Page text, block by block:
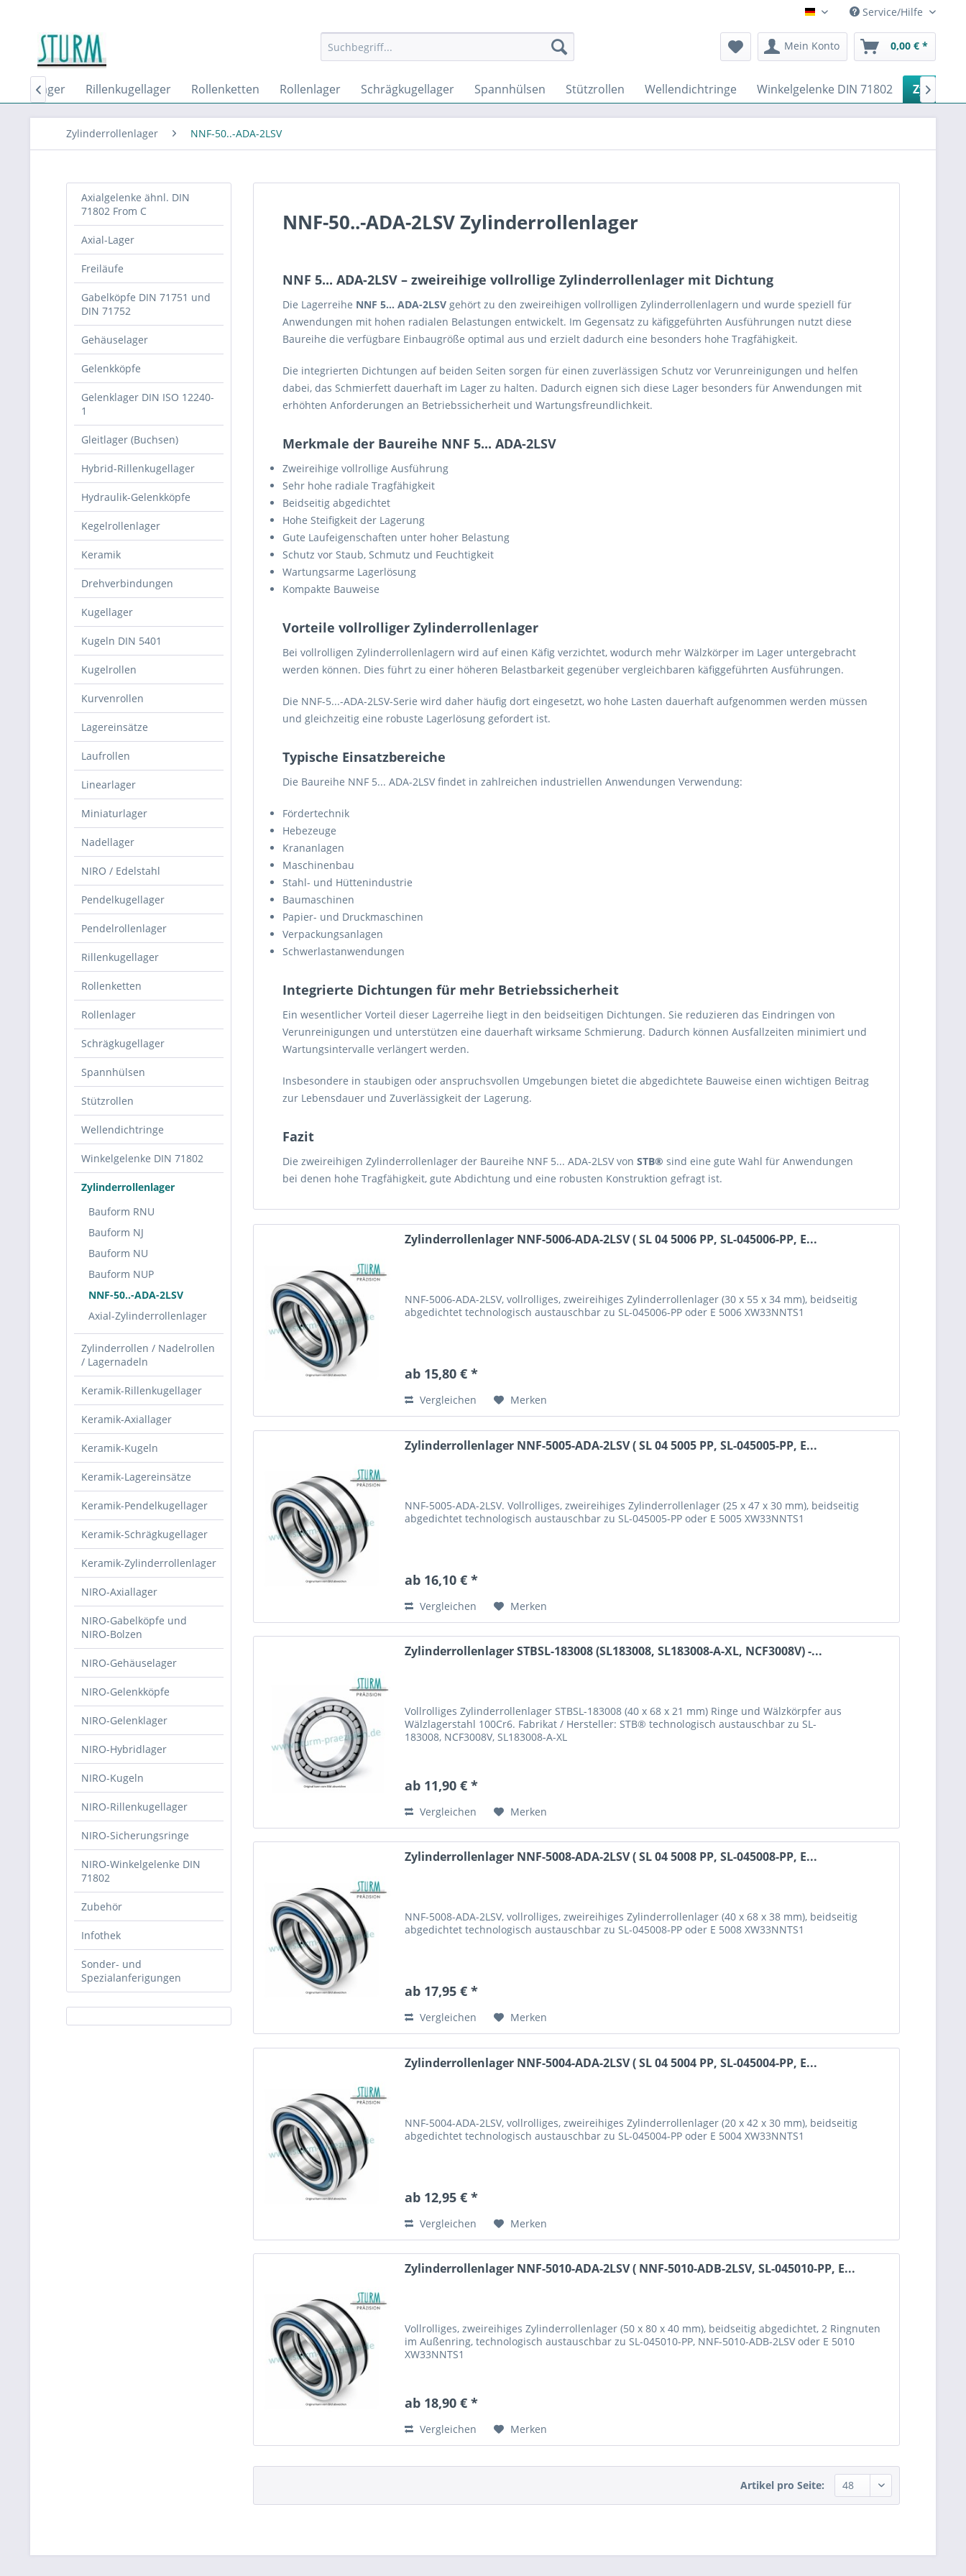
Deutsch Service/Hilfe
Mein Konto 0,00 € *
Rillenkugellager Rollenketten Rollenlager Schrägkugellager Spannhülsen Stützrollen Wellendichtringe Winkelgelenke DIN 71802
 
Zylinderrollenlager NNF-50..-ADA-2LSV
Axialgelenke ähnl. DIN
71802 From C
Axial-Lager
Freiläufe
Gabelköpfe DIN 71751 und
DIN 71752
Gehäuselager
Gelenkköpfe
Gelenklager DIN ISO 12240-
1
Gleitlager (Buchsen)
Hybrid-Rillenkugellager
Hydraulik-Gelenkköpfe
Kegelrollenlager
Keramik
Drehverbindungen
Kugellager
Kugeln DIN 5401
Kugelrollen
Kurvenrollen
Lagereinsätze
Laufrollen
Linearlager
Miniaturlager
Nadellager
NIRO / Edelstahl
Pendelkugellager
Pendelrollenlager
Rillenkugellager
Rollenketten
Rollenlager
Schrägkugellager
Spannhülsen
Stützrollen
Wellendichtringe
Winkelgelenke DIN 71802
Zylinderrollenlager
Bauform RNU
Bauform NJ
Bauform NU
Bauform NUP
NNF-50..-ADA-2LSV
Axial-Zylinderrollenlager
Zylinderrollen / Nadelrollen
/ Lagernadeln
Keramik-Rillenkugellager
Keramik-Axiallager
Keramik-Kugeln
Keramik-Lagereinsätze
Keramik-Pendelkugellager
Keramik-Schrägkugellager
Keramik-Zylinderrollenlager
NIRO-Axiallager
NIRO-Gabelköpfe und
NIRO-Bolzen
NIRO-Gehäuselager
NIRO-Gelenkköpfe
NIRO-Gelenklager
NIRO-Hybridlager
NIRO-Kugeln
NIRO-Rillenkugellager
NIRO-Sicherungsringe
NIRO-Winkelgelenke DIN
71802
Zubehör
Infothek
Sonder- und
Spezialanferigungen
NNF-50..-ADA-2LSV Zylinderrollenlager
NNF 5... ADA-2LSV – zweireihige vollrollige Zylinderrollenlager mit Dichtung
Die Lagerreihe NNF 5... ADA-2LSV gehört zu den zweireihigen vollrolligen Zylinderrollenlagern und wurde speziell für
Anwendungen mit hohen radialen Belastungen entwickelt. Im Gegensatz zu käfiggeführten Ausführungen nutzt diese
Baureihe die verfügbare Einbaugröße optimal aus und erzielt dadurch eine besonders hohe Tragfähigkeit.
Die integrierten Dichtungen auf beiden Seiten sorgen für einen zuverlässigen Schutz vor Verunreinigungen und helfen
dabei, das Schmierfett dauerhaft im Lager zu halten. Dadurch eignen sich diese Lager besonders für Anwendungen mit
erhöhten Anforderungen an Betriebssicherheit und Wartungsfreundlichkeit.
Merkmale der Baureihe NNF 5... ADA-2LSV
Zweireihige vollrollige Ausführung
Sehr hohe radiale Tragfähigkeit
Beidseitig abgedichtet
Hohe Steifigkeit der Lagerung
Gute Laufeigenschaften unter hoher Belastung
Schutz vor Staub, Schmutz und Feuchtigkeit
Wartungsarme Lagerlösung
Kompakte Bauweise
Vorteile vollrolliger Zylinderrollenlager
Bei vollrolligen Zylinderrollenlagern wird auf einen Käfig verzichtet, wodurch mehr Wälzkörper im Lager untergebracht
werden können. Dies führt zu einer höheren Belastbarkeit gegenüber vergleichbaren käfiggeführten Ausführungen.
Die NNF-5...-ADA-2LSV-Serie wird daher häufig dort eingesetzt, wo hohe Lasten dauerhaft aufgenommen werden müssen
und gleichzeitig eine robuste Lagerlösung gefordert ist.
Typische Einsatzbereiche
Die Baureihe NNF 5... ADA-2LSV findet in zahlreichen industriellen Anwendungen Verwendung:
Fördertechnik
Hebezeuge
Krananlagen
Maschinenbau
Stahl- und Hüttenindustrie
Baumaschinen
Papier- und Druckmaschinen
Verpackungsanlagen
Schwerlastanwendungen
Integrierte Dichtungen für mehr Betriebssicherheit
Ein wesentlicher Vorteil dieser Lagerreihe liegt in den beidseitigen Dichtungen. Sie reduzieren das Eindringen von
Verunreinigungen und unterstützen eine dauerhaft wirksame Schmierung. Dadurch können Ausfallzeiten minimiert und
Wartungsintervalle verlängert werden.
Insbesondere in staubigen oder anspruchsvollen Umgebungen bietet die abgedichtete Bauweise einen wichtigen Beitrag
zur Lebensdauer und Zuverlässigkeit der Lagerung.
Fazit
Die zweireihigen Zylinderrollenlager der Baureihe NNF 5... ADA-2LSV von STB® sind eine gute Wahl für Anwendungen
bei denen hohe Tragfähigkeit, gute Abdichtung und eine robusten Konstruktion gefragt ist.
Zylinderrollenlager NNF-5006-ADA-2LSV ( SL 04 5006 PP, SL-045006-PP, E...
NNF-5006-ADA-2LSV, vollrolliges, zweireihiges Zylinderrollenlager (30 x 55 x 34 mm), beidseitig
abgedichtet technologisch austauschbar zu SL-045006-PP oder E 5006 XW33NNTS1
ab 15,80 € *
Vergleichen Merken
Zylinderrollenlager NNF-5005-ADA-2LSV ( SL 04 5005 PP, SL-045005-PP, E...
NNF-5005-ADA-2LSV. Vollrolliges, zweireihiges Zylinderrollenlager (25 x 47 x 30 mm), beidseitig
abgedichtet technologisch austauschbar zu SL-045005-PP oder E 5005 XW33NNTS1
ab 16,10 € *
Vergleichen Merken
Zylinderrollenlager STBSL-183008 (SL183008, SL183008-A-XL, NCF3008V) -...
Vollrolliges Zylinderrollenlager STBSL-183008 (40 x 68 x 21 mm) Ringe und Wälzkörpfer aus
Wälzlagerstahl 100Cr6. Fabrikat / Hersteller: STB® technologisch austauschbar zu SL-
183008, NCF3008V, SL183008-A-XL
ab 11,90 € *
Vergleichen Merken
Zylinderrollenlager NNF-5008-ADA-2LSV ( SL 04 5008 PP, SL-045008-PP, E...
NNF-5008-ADA-2LSV, vollrolliges, zweireihiges Zylinderrollenlager (40 x 68 x 38 mm), beidseitig
abgedichtet technologisch austauschbar zu SL-045008-PP oder E 5008 XW33NNTS1
ab 17,95 € *
Vergleichen Merken
Zylinderrollenlager NNF-5004-ADA-2LSV ( SL 04 5004 PP, SL-045004-PP, E...
NNF-5004-ADA-2LSV, vollrolliges, zweireihiges Zylinderrollenlager (20 x 42 x 30 mm), beidseitig
abgedichtet technologisch austauschbar zu SL-045004-PP oder E 5004 XW33NNTS1
ab 12,95 € *
Vergleichen Merken
Zylinderrollenlager NNF-5010-ADA-2LSV ( NNF-5010-ADB-2LSV, SL-045010-PP, E...
Vollrolliges, zweireihiges Zylinderrollenlager (50 x 80 x 40 mm), beidseitig abgedichtet, 2 Ringnuten
im Außenring, technologisch austauschbar zu SL-045010-PP, NNF-5010-ADB-2LSV oder E 5010
XW33NNTS1
ab 18,90 € *
Vergleichen Merken
Artikel pro Seite: